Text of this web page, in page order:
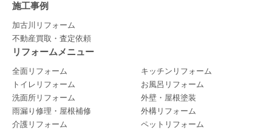
施工事例
加古川リフォーム
不動産買取・査定依頼
リフォームメニュー
全面リフォーム
キッチンリフォーム
トイレリフォーム
お風呂リフォーム
洗面所リフォーム
外壁・屋根塗装
雨漏り修理・屋根補修
外構リフォーム
介護リフォーム
ペットリフォーム